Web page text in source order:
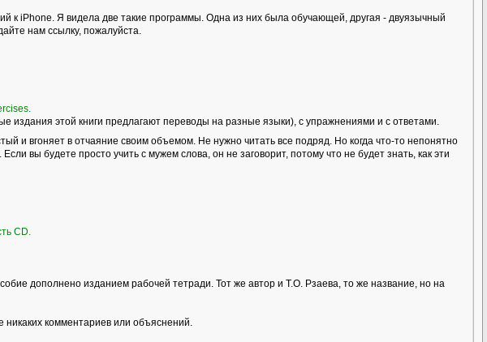
iPhone. Я видела две такие программы. Одна из них была обучающей, другая - двуязычный
нам ссылку, пожалуйста.
этой книги предлагают переводы на разные языки), с упражнениями и с ответами.
и вгоняет в отчаяние своим объемом. Не нужно читать все подряд. Но когда что-то непонятно
вы будете просто учить с мужем слова, он не заговорит, потому что не будет знать, как эти
CD.
дополнено изданием рабочей тетради. Тот же автор и Т.О. Рзаева, то же название, но на
комментариев или объяснений.